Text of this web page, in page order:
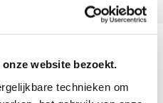
website bezoekt.
technieken om